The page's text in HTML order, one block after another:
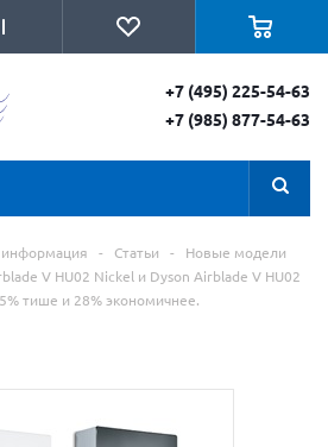
+7 (495) 225-54-63
+7 (985) 877-54-63
информация - Статьи -
Новые модели
V HU02 Nickel и Dyson Airblade V HU02
тише и 28% экономичнее.